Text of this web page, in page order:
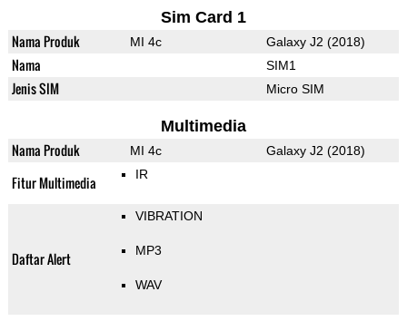
Sim Card 1
Nama Produk MI 4c Galaxy J2 (2018)
Nama SIM1
Jenis SIM Micro SIM
Multimedia
Nama Produk MI 4c Galaxy J2 (2018)
Fitur Multimedia IR
Daftar Alert
VIBRATION
MP3
WAV